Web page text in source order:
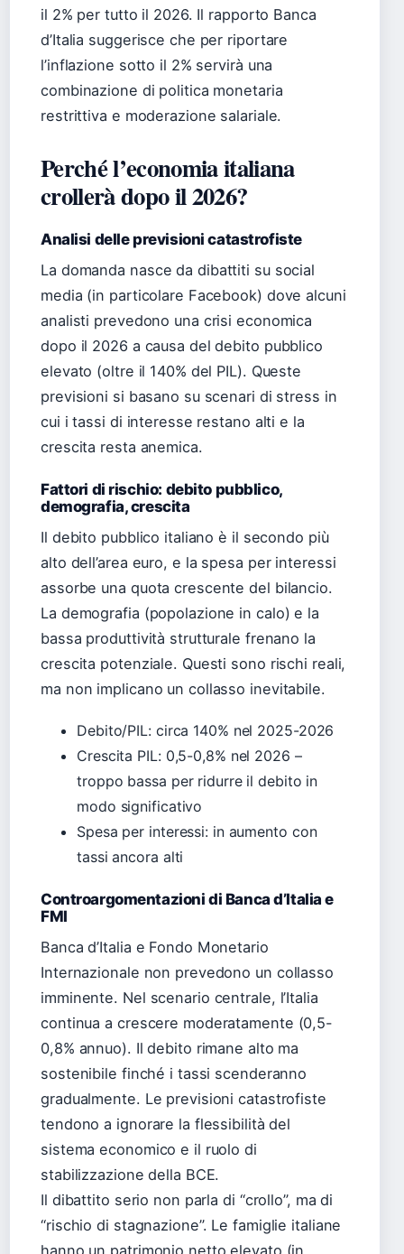
il 2% per tutto il 2026. Il rapporto Banca
d’Italia suggerisce che per riportare
l’inflazione sotto il 2% servirà una
combinazione di politica monetaria
restrittiva e moderazione salariale.
Perché l’economia italiana
crollerà dopo il 2026?
Analisi delle previsioni catastrofiste
La domanda nasce da dibattiti su social
media (in particolare Facebook) dove alcuni
analisti prevedono una crisi economica
dopo il 2026 a causa del debito pubblico
elevato (oltre il 140% del PIL). Queste
previsioni si basano su scenari di stress in
cui i tassi di interesse restano alti e la
crescita resta anemica.
Fattori di rischio: debito pubblico,
demografia, crescita
Il debito pubblico italiano è il secondo più
alto dell’area euro, e la spesa per interessi
assorbe una quota crescente del bilancio.
La demografia (popolazione in calo) e la
bassa produttività strutturale frenano la
crescita potenziale. Questi sono rischi reali,
ma non implicano un collasso inevitabile.
Debito/PIL: circa 140% nel 2025-2026
Crescita PIL: 0,5-0,8% nel 2026 –
troppo bassa per ridurre il debito in
modo significativo
Spesa per interessi: in aumento con
tassi ancora alti
Controargomentazioni di Banca d’Italia e
FMI
Banca d’Italia e Fondo Monetario
Internazionale non prevedono un collasso
imminente. Nel scenario centrale, l’Italia
continua a crescere moderatamente (0,5-
0,8% annuo). Il debito rimane alto ma
sostenibile finché i tassi scenderanno
gradualmente. Le previsioni catastrofiste
tendono a ignorare la flessibilità del
sistema economico e il ruolo di
stabilizzazione della BCE.
Il dibattito serio non parla di “crollo”, ma di
“rischio di stagnazione”. Le famiglie italiane